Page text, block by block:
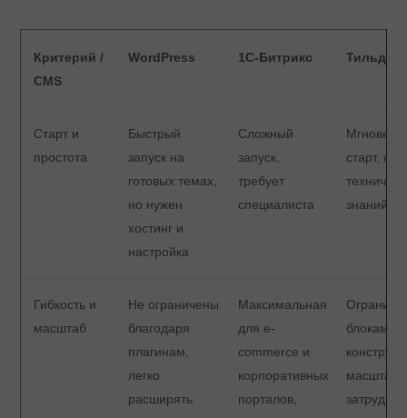
Критерий /
CMS
WordPress 1С-Битрикс Тильда
Старт и
простота
Быстрый
запуск на
готовых темах,
но нужен
хостинг и
настройка
Сложный
запуск,
требует
специалиста
старт, не
знаний
Гибкость и
масштаб
Не ограничены
благодаря
плагинам,
легко
расширять
Максимальная
для e-
commerce и
корпоративных
порталов,
блоками